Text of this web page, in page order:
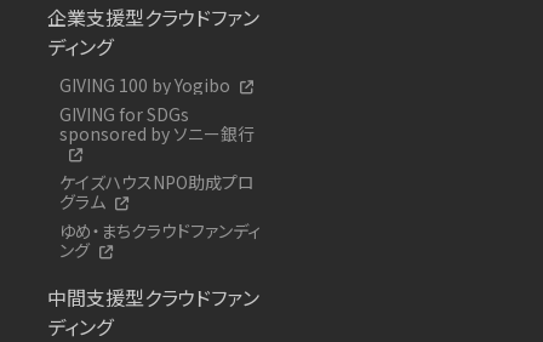
企業支援型クラウドファン
ディング
GIVING 100 by Yogibo
GIVING for SDGs
sponsored by ソニー銀行
ケイズハウスNPO助成プロ
グラム
ゆめ・まちクラウドファンディ
ング
中間支援型クラウドファン
ディング